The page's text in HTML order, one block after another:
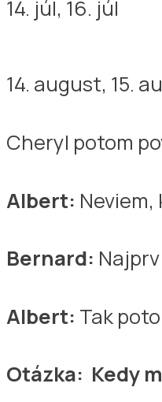
14. júl, 16. júl
14. august, 15.
Cheryl potom
Albert:
Bernard:
Albert: Tak
Otázka: Kedy